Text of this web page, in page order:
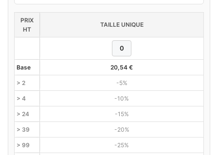
PRIX
HT
TAILLE UNIQUE
Base 20,54 €
> 2 -5%
> 4 -10%
> 24 -15%
> 39 -20%
> 99 -25%